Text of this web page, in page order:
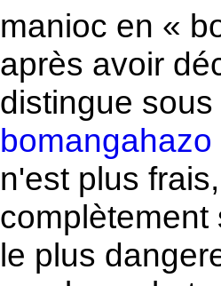
manioc en «
après avoir
distingue
bomangahazo
n'est plus
complètement
le plus